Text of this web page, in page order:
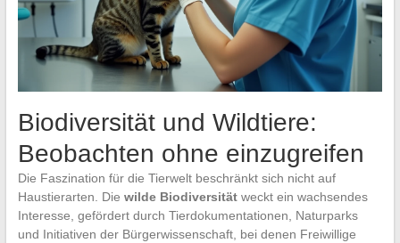
Biodiversität und Wildtiere:
Beobachten ohne einzugreifen
Die Faszination für die Tierwelt beschränkt sich nicht auf
Haustierarten. Die wilde Biodiversitätweckt ein wachsendes
Interesse, gefördert durch Tierdokumentationen, Naturparks
und Initiativen der Bürgerwissenschaft, bei denen Freiwillige